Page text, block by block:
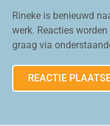
Rineke is benieuwd
werk. Reacties
graag via
REACTIE